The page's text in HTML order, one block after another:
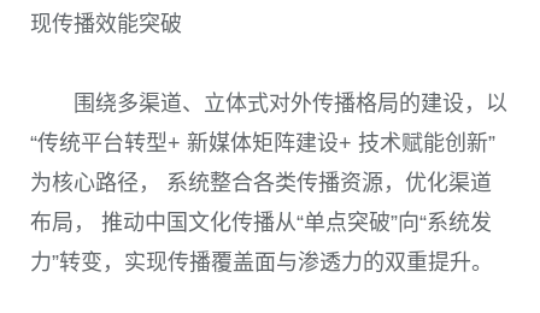
现传播效能突破
围绕多渠道、立体式对外传播格局的建设，以
“传统平台转型+ 新媒体矩阵建设+ 技术赋能创新”
为核心路径， 系统整合各类传播资源，优化渠道
布局， 推动中国文化传播从“单点突破”向“系统发
力”转变，实现传播覆盖面与渗透力的双重提升。